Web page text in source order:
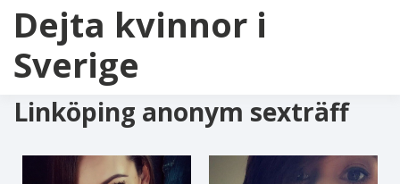
Dejta kvinnor i
Sverige
Linköping anonym sexträff